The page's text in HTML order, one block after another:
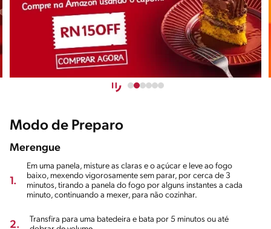
Modo de Preparo
Merengue
1.
Em uma panela, misture as claras e o açúcar e leve ao fogo
baixo, mexendo vigorosamente sem parar, por cerca de 3
minutos, tirando a panela do fogo por alguns instantes a cada
minuto, continuando a mexer, para não cozinhar.
2.
Transfira para uma batedeira e bata por 5 minutos ou até